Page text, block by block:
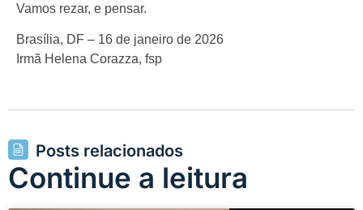
Vamos rezar, e pensar.
Brasília, DF – 16 de janeiro de 2026
Irmã Helena Corazza, fsp
Posts relacionados
Continue a leitura